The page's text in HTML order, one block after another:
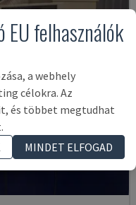
felhasználók
a webhely
célokra. Az
és többet megtudhat
MINDET ELFOGAD